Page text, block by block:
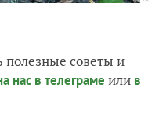
полезные советы и
нас в телеграме или в